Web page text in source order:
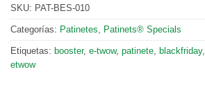
SKU: PAT-BES-010
Categorías: Patinetes, Patinets® Specials
Etiquetas: booster, e-twow, patinete, blackfriday,
etwow